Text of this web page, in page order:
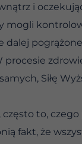
i
dalej
Siłę
to,
fakt, że